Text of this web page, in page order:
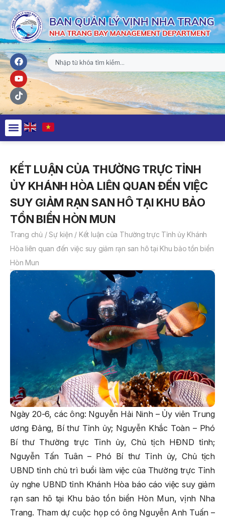
KẾT LUẬN CỦA THƯỜNG TRỰC TỈNH
ỦY KHÁNH HÒA LIÊN QUAN ĐẾN VIỆC
SUY GIẢM RẠN SAN HÔ TẠI KHU BẢO
TỒN BIỂN HÒN MUN
Trang chủ /Sự kiện / Kết luận của Thường trực Tỉnh ủy Khánh
Hòa liên quan đến việc suy giảm rạn san hô tại Khu bảo tồn biển
Hòn Mun
Ngày 20-6, các ông: Nguyễn Hải Ninh – Ủy viên Trung
ương Đảng, Bí thư Tỉnh ủy; Nguyễn Khắc Toàn – Phó
Bí thư Thường trực Tỉnh ủy, Chủ tịch HĐND tỉnh;
Nguyễn Tấn Tuân – Phó Bí thư Tỉnh ủy, Chủ tịch
UBND tỉnh chủ trì buổi làm việc của Thường trực Tỉnh
ủy nghe UBND tỉnh Khánh Hòa báo cáo việc suy giảm
rạn san hô tại Khu bảo tồn biển Hòn Mun, vịnh Nha
Trang. Tham dự cuộc họp có ông Nguyễn Anh Tuấn –